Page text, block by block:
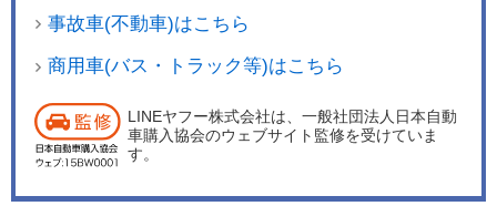
事故車(不動車)はこちら
商用車(バス・トラック等)はこちら
LINEヤフー株式会社は、一般社団法人日本自動
車購入協会のウェブサイト監修を受けていま
す。